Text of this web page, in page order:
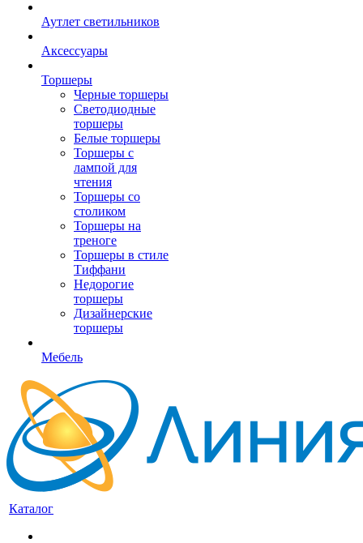
Аутлет светильников
Аксессуары
Торшеры
Черные торшеры
Светодиодные
торшеры
Белые торшеры
Торшеры с
лампой для
чтения
Торшеры со
столиком
Торшеры на
треноге
Торшеры в стиле
Тиффани
Недорогие
торшеры
Дизайнерские
торшеры
Мебель
Каталог